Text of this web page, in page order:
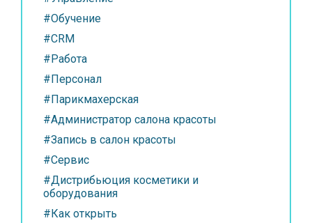
#Обучение
#CRM
#Работа
#Персонал
#Парикмахерская
#Администратор салона красоты
#Запись в салон красоты
#Сервис
#Дистрибьюция косметики и
оборудования
#Как открыть